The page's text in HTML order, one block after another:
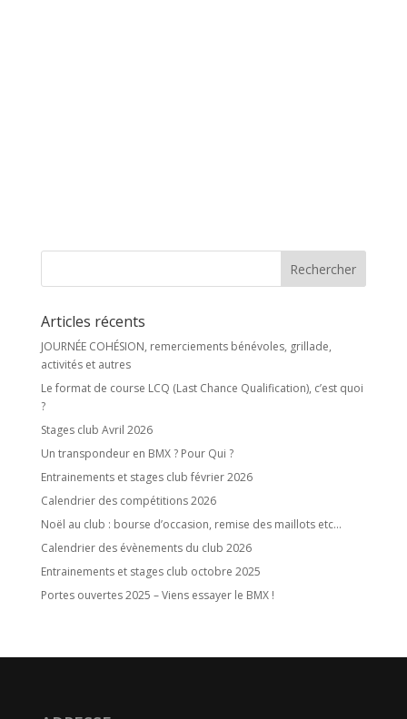
Articles récents
JOURNÉE COHÉSION, remerciements bénévoles, grillade,
activités et autres
Le format de course LCQ (Last Chance Qualification), c’est quoi
?
Stages club Avril 2026
Un transpondeur en BMX ? Pour Qui ?
Entrainements et stages club février 2026
Calendrier des compétitions 2026
Noël au club : bourse d’occasion, remise des maillots etc…
Calendrier des évènements du club 2026
Entrainements et stages club octobre 2025
Portes ouvertes 2025 – Viens essayer le BMX !